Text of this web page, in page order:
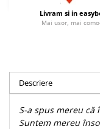
Marturii
Poezii
Sanatate
Sticle apa
Tablouri canvas
Livram si in
Mai usor, mai
Descriere
S-a spus mereu
Suntem mereu